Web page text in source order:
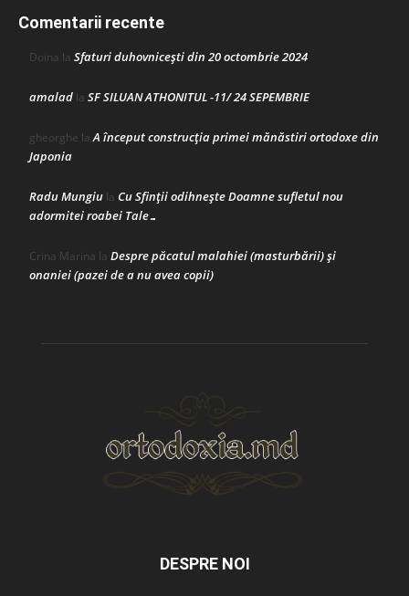
Comentarii recente
Doina la Sfaturi duhovnicești din 20 octombrie 2024
amalad la SF SILUAN ATHONITUL -11/ 24 SEPEMBRIE
gheorghe laA început construcţia primei mănăstiri ortodoxe din
Japonia
Radu Mungiu la Cu Sfinții odihnește Doamne sufletul nou
adormitei roabei Tale…
Crina Marina la Despre păcatul malahiei (masturbării) şi
onaniei (pazei de a nu avea copii)
DESPRE NOI